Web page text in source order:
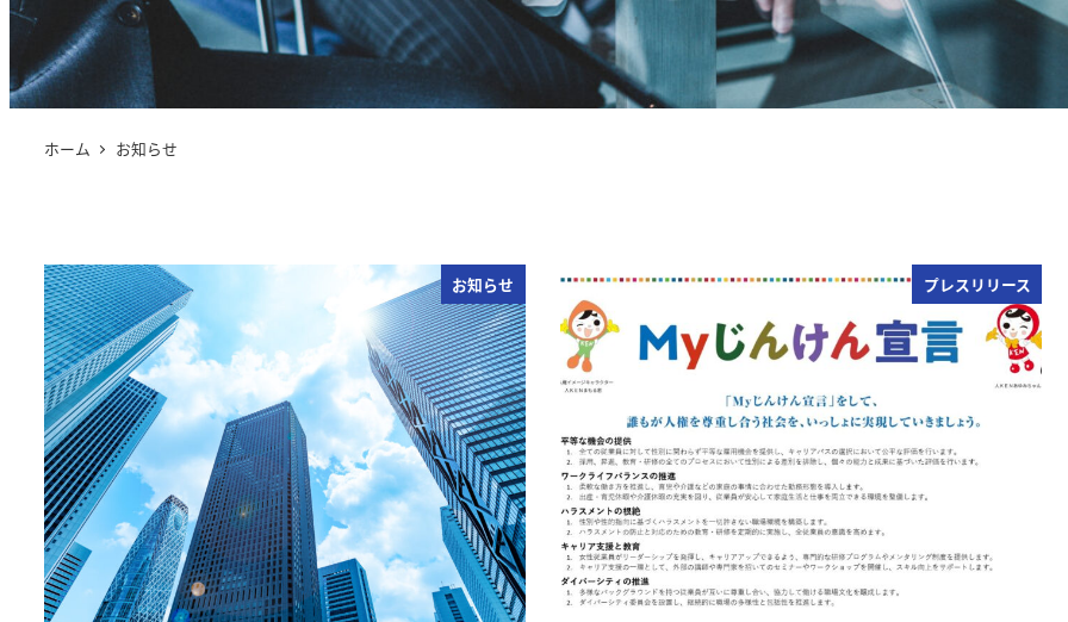
ホーム お知らせ
お知らせ プレスリリース